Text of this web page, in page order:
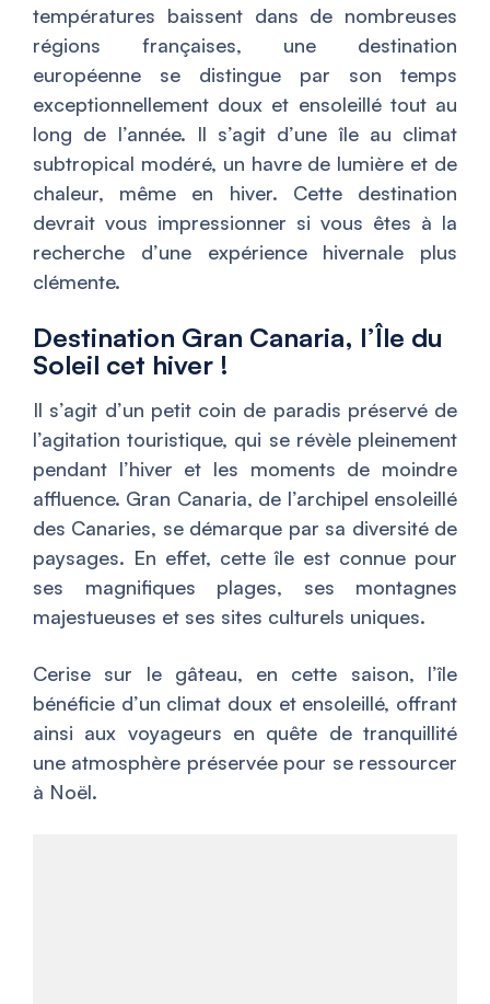
températures baissent dans de nombreuses
régions françaises, une destination
européenne se distingue par son temps
exceptionnellement doux et ensoleillé tout au
long de l’année. Il s’agit d’une île au climat
subtropical modéré, un havre de lumière et de
chaleur, même en hiver. Cette destination
devrait vous impressionner si vous êtes à la
recherche d’une expérience hivernale plus
clémente.
Destination Gran Canaria, l’Île du
Soleil cet hiver !
Il s’agit d’un petit coin de paradis préservé de
l’agitation touristique, qui se révèle pleinement
pendant l’hiver et les moments de moindre
affluence. Gran Canaria, de l’archipel ensoleillé
des Canaries, se démarque par sa diversité de
paysages. En effet, cette île est connue pour
ses magnifiques plages, ses montagnes
majestueuses et ses sites culturels uniques.
Cerise sur le gâteau, en cette saison, l’île
bénéficie d’un climat doux et ensoleillé, offrant
ainsi aux voyageurs en quête de tranquillité
une atmosphère préservée pour se ressourcer
à Noël.